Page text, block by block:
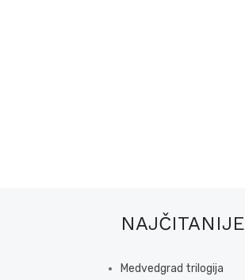
NAJČITANIJE
Medvedgrad trilogija